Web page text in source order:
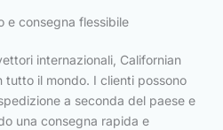
e consegna flessibile
internazionali, Californian
tutto il mondo. I clienti possono
a seconda del paese e
una consegna rapida e